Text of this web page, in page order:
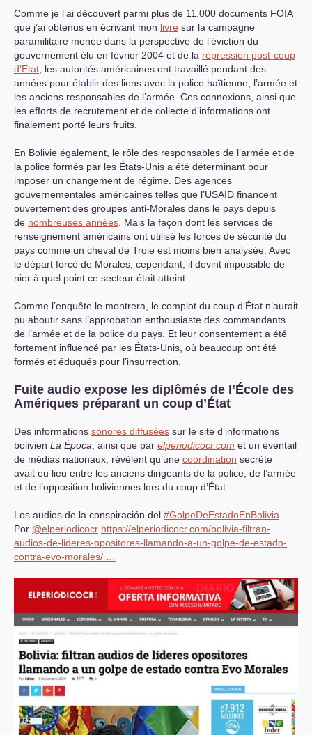
Comme je l’ai découvert parmi plus de 11.000 documents FOIA
que j’ai obtenus en écrivant mon livre sur la campagne
paramilitaire menée dans la perspective de l’éviction du
gouvernement élu en février 2004 et de la répression post-coup
d’Etat , les autorités américaines ont travaillé pendant des
années pour établir des liens avec la police haïtienne, l’armée et
les anciens responsables de l’armée. Ces connexions, ainsi que
les efforts de recrutement et de collecte d’informations ont
finalement porté leurs fruits.
En Bolivie également, le rôle des responsables de l’armée et de
la police formés par les États-Unis a été déterminant pour
imposer un changement de régime. Des agences
gouvernementales américaines telles que l’USAID financent
ouvertement des groupes anti-Morales dans le pays depuis
de nombreuses années . Mais la façon dont les services de
renseignement américains ont utilisé les forces de sécurité du
pays comme un cheval de Troie est moins bien analysée. Avec
le départ forcé de Morales, cependant, il devint impossible de
nier à quel point ce secteur était atteint.
Comme l’enquête le montrera, le complot du coup d’État n’aurait
pu aboutir sans l’approbation enthousiaste des commandants
de l’armée et de la police du pays. Et leur consentement a été
fortement influencé par les États-Unis, où beaucoup ont été
formés et éduqués pour l’insurrection.
Fuite audio expose les diplômés de l’École des
Amériques préparant un coup d’État
Des informations sonores diffusées sur le site d’informations
bolivien La Época , ainsi que par elperiodicocr.com et un éventail
de médias nationaux, révèlent qu’une coordination secrète
avait eu lieu entre les anciens dirigeants de la police, de l’armée
et de l’opposition boliviennes lors du coup d’État.
Los audios de la conspiración del #GolpeDeEstadoEnBolivia
Por @elperiodicocr https://elperiodicocr.com/bolivia-filtran-
audios-de-lideres-opositores-llamando-a-un-golpe-de-estado-
contra-evo-morales/ …